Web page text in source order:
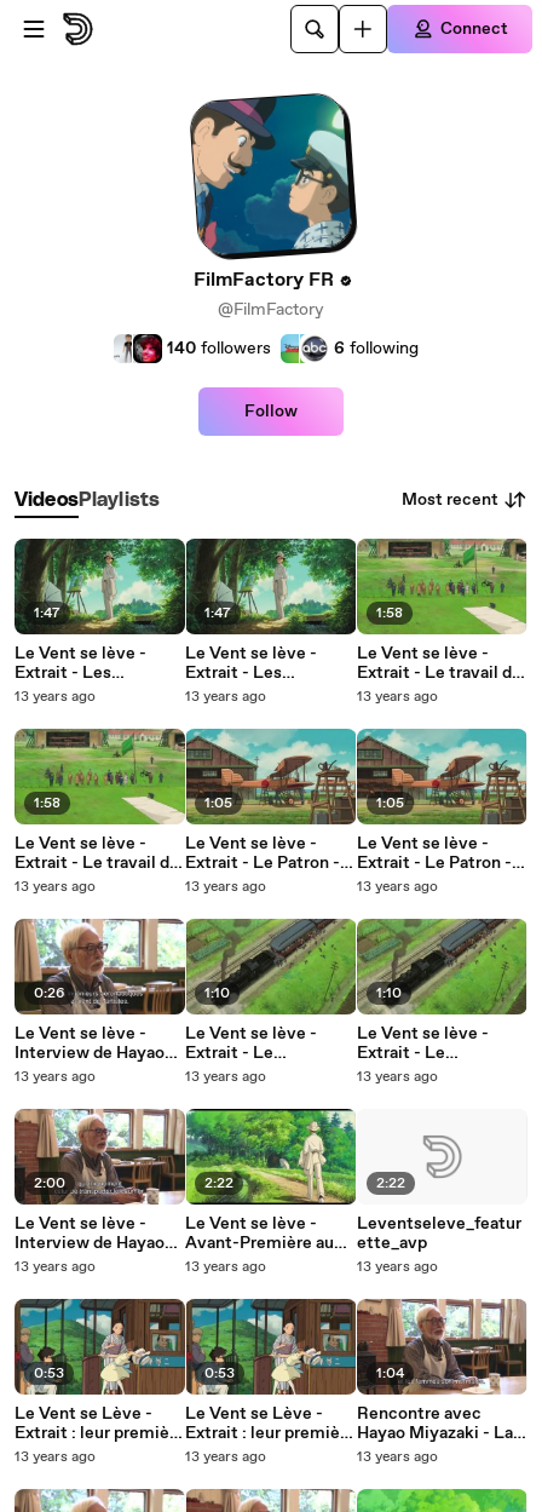
Skip to main content
Connect
FilmFactory FR
@FilmFactory
140 followers 6 following
Follow
VideosPlaylists Most recent
1:47
Le Vent se lève -
Extrait - Les
retrouvailles - VF
13 years ago
1:58
Le Vent se lève -
Extrait - Le travail de
Jiro - VF
13 years ago
0:26
Le Vent se lève -
Interview de Hayao
Miyazaki
13 years ago
2:00
Le Vent se lève -
Interview de Hayao
Miyazaki
13 years ago
0:53
Le Vent se Lève -
Extrait : leur première
rencontre - VOST
13 years ago
1:47
Le Vent se lève -
Extrait - Les
retrouvailles -
13 years ago
1:05
Le Vent se lève -
Extrait - Le Patron -
VOSTFR
13 years ago
1:10
Le Vent se lève -
Extrait - Le
tremblement de terre
cinéma le 22 janvier
13 years ago
2:22
Le Vent se lève -
Avant-Première au
Grand Rex - Au
13 years ago
0:53
Le Vent se Lève -
Extrait : leur première
rencontre - VF
13 years ago
1:58
Le Vent se lève -
Extrait - Le travail de
Jiro - VOSTFR
13 years ago
1:05
Le Vent se lève -
Extrait - Le Patron -
VF
13 years ago
1:10
Le Vent se lève -
Extrait - Le
tremblement de terre
13 years ago
2:22
Leventseleve_featur
ette_avp
13 years ago
1:04
Rencontre avec
Hayao Miyazaki - La
naisssance du projet
lève"
13 years ago